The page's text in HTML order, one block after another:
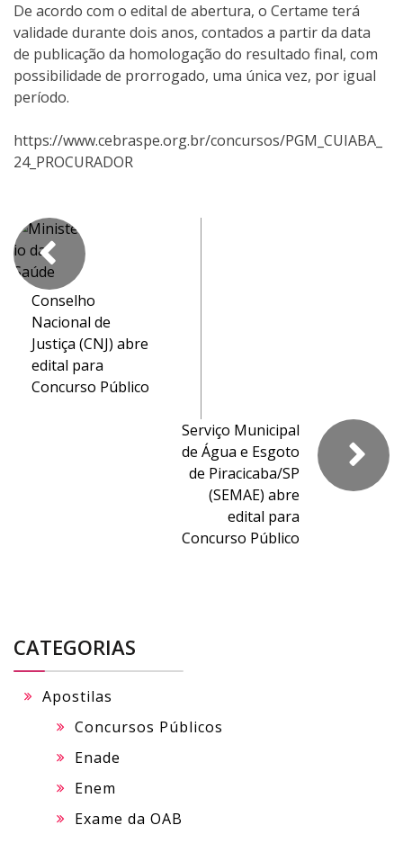
De acordo com o edital de abertura, o Certame terá
validade durante dois anos, contados a partir da data
de publicação da homologação do resultado final, com
possibilidade de prorrogado, uma única vez, por igual
período.
https://www.cebraspe.org.br/concursos/PGM_CUIABA_
24_PROCURADOR
Conselho
Nacional de
Justiça (CNJ) abre
edital para
Concurso Público
Serviço Municipal
de Água e Esgoto
de Piracicaba/SP
(SEMAE) abre
edital para
Concurso Público
CATEGORIAS
Apostilas
Concursos Públicos
Enade
Enem
Exame da OAB